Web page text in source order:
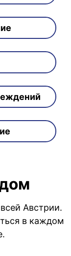
Австрии.
в каждом